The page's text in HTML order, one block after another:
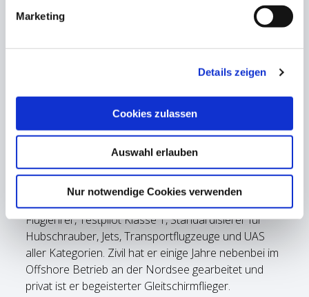
Marketing
Details zeigen
Cookies zulassen
Auswahl erlauben
Nur notwendige Cookies verwenden
Am 20.03.2026 laden wir erneut alle SPL, PPL-, LAPL-
Interessierte zu den Sicherheitstagen ein. Wie in den
Vorjahren bieten wir wieder spannende Fachvorträge
von Luftfahrtexperten an, mit dem Ziel, die Sicherheit
in der Luftfahrt kontinuierlich zu verbessern.
Claus Cordesist Flugsicherheitsoffizier der
Bundeswehr, Human Factors Trainer und Examiner,
Fluglehrer, Testpilot Klasse 1, Standardisierer für
Hubschrauber, Jets, Transportflugzeuge und UAS
aller Kategorien. Zivil hat er einige Jahre nebenbei im
Offshore Betrieb an der Nordsee gearbeitet und
privat ist er begeisterter Gleitschirmflieger.